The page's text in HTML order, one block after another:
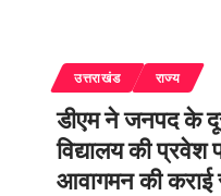
उत्तराखंड राज्य
डीएम ने जनपद के
विद्यालय की प्रवेश
आवागमन की कराई